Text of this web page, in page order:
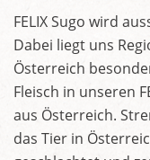
FELIX Sugo wird
Dabei liegt uns
Österreich
Fleisch in unseren
aus Österreich.
das Tier in